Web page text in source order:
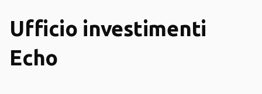
Ufficio investimenti
Echo